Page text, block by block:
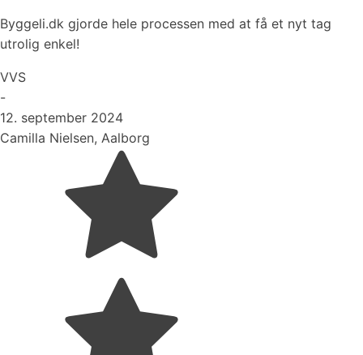
Byggeli.dk gjorde hele processen med at få et nyt tag
utrolig enkel!
VVS
-
12. september 2024
Camilla Nielsen, Aalborg